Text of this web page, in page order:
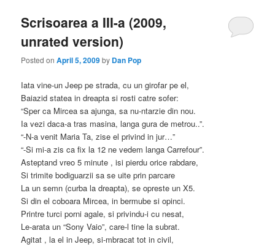
Scrisoarea a III-a (2009,
unrated version)
Posted onApril 5, 2009by Dan Pop
Iata vine-un Jeep pe strada, cu un girofar pe el,
Baiazid statea in dreapta si rosti catre sofer:
“Sper ca Mircea sa ajunga, sa nu-ntarzie din nou.
Ia vezi daca-a tras masina, langa gura de metrou..”.
“-N-a venit Maria Ta, zise el privind in jur…”
“-Si mi-a zis ca fix la 12 ne vedem langa Carrefour”.
Asteptand vreo 5 minute , isi pierdu orice rabdare,
Si trimite bodiguarzii sa se uite prin parcare
La un semn (curba la dreapta), se opreste un X5.
Si din el coboara Mircea, in bermube si opinci.
Printre turci porni agale, si privindu-i cu nesat,
Le-arata un “Sony Vaio”, care-l tine la subrat.
Agitat , la el in Jeep, si-mbracat tot in civil,